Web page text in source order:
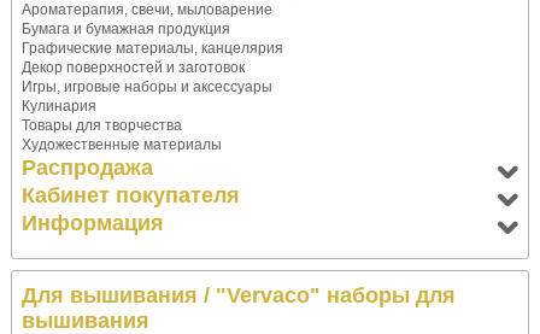
Ароматерапия, свечи, мыловарение
Бумага и бумажная продукция
Графические материалы, канцелярия
Декор поверхностей и заготовок
Игры, игровые наборы и аксессуары
Кулинария
Товары для творчества
Художественные материалы
Распродажа
Кабинет покупателя
Информация
Для вышивания / "Vervaco" наборы для
вышивания